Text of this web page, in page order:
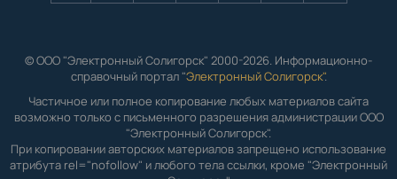
© ООО "Электронный Солигорск" 2000-2026. Информационно-
справочный портал "Электронный Солигорск".
Частичное или полное копирование любых материалов сайта
возможно только с письменного разрешения администрации ООО
"Электронный Солигорск".
При копировании авторских материалов запрещено использование
атрибута rel="nofollow" и любого тела ссылки, кроме "Электронный